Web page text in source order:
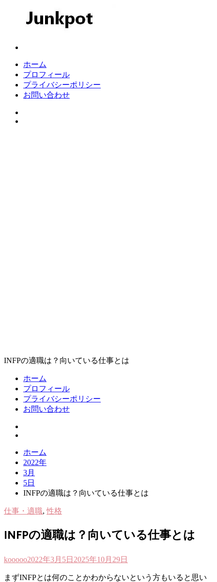
Junkpot
ホーム
プロフィール
プライバシーポリシー
お問い合わせ
INFPの適職は？向いている仕事とは
ホーム
プロフィール
プライバシーポリシー
お問い合わせ
ホーム
2022年
3月
5日
INFPの適職は？向いている仕事とは
仕事・適職,性格
INFPの適職は？向いている仕事とは
kooooo2022年3月5日 2025年10月29日
まずINFPとは何のことかわからないという方もいると思い